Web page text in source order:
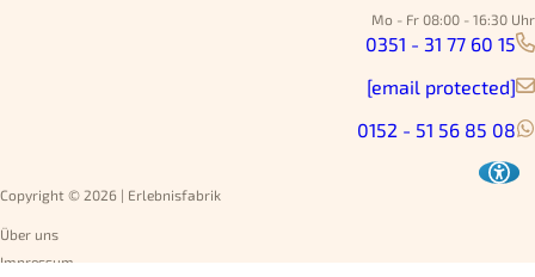
Mo - Fr 08:00 - 16:30 Uhr
0351 - 31 77 60 15
[email protected]
0152 - 51 56 85 08
Copyright © 2026 | Erlebnisfabrik
Über uns
Impressum